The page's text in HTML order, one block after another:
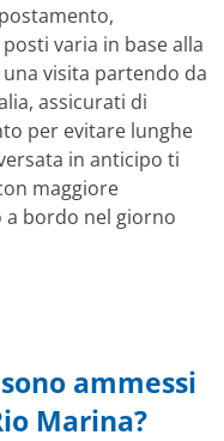
varia in base alla
visita partendo da
assicurati di
per evitare lunghe
in anticipo ti
maggiore
bordo nel giorno
ammessi
Marina?